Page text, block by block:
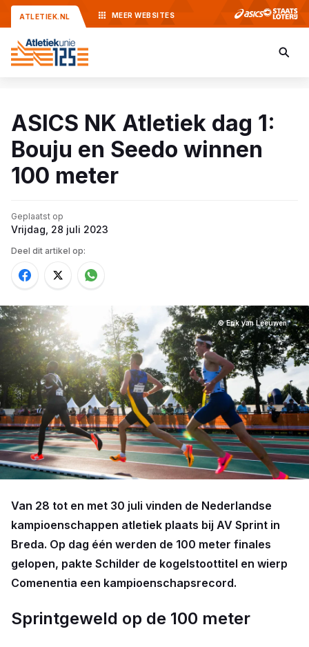
ATLETIEK.NL MEER WEBSITES
ASICS NK Atletiek dag 1:
Bouju en Seedo winnen
100 meter
Geplaatst op
Vrijdag, 28 juli 2023
Deel dit artikel op:
© Erik van Leeuwen
Van 28 tot en met 30 juli vinden de Nederlandse
kampioenschappen atletiek plaats bij AV Sprint in
Breda. Op dag één werden de 100 meter finales
gelopen, pakte Schilder de kogelstoottitel en wierp
Comenentia een kampioenschapsrecord.
Sprintgeweld op de 100 meter